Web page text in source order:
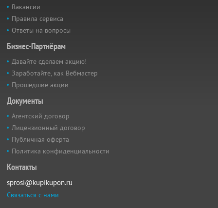
Вакансии
Правила сервиса
Ответы на вопросы
Бизнес-Партнёрам
Давайте сделаем акцию!
Заработайте, как Вебмастер
Прошедшие акции
Документы
Агентский договор
Лицензионный договор
Публичная оферта
Политика конфиденциальности
Контакты
sprosi@kupikupon.ru
Связаться с нами